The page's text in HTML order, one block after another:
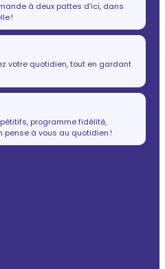
à deux pattes d’ici, dans
!
votre quotidien, tout en gardant
programme fidélité,
pense à vous au quotidien !